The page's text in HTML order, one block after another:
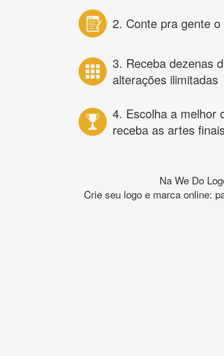
2. Conte pra gente
3. Receba dezenas
alterações ilimitadas
4. Escolha a melhor
receba as artes
Na We Do
Crie seu logo e marca online: